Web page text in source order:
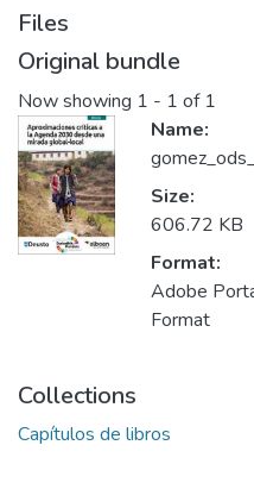
Files
Original bundle
Now showing 1 - 1 of 1
Name:
Size:
606.72 KB
Format:
Adobe
Format
Collections
Capítulos de libros